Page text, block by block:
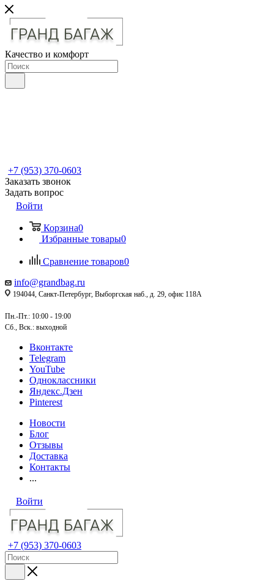
Качество и комфорт
+7 (953) 370-0603
Заказать звонок
Задать вопрос
Войти
Корзина0
Избранные товары0
Сравнение товаров0
info@grandbag.ru
194044, Санкт-Петербург, Выборгская наб., д. 29, офис 118А
Пн.-Пт.: 10:00 - 19:00
Сб., Вск.: выходной
Вконтакте
Telegram
YouTube
Одноклассники
Яндекс.Дзен
Pinterest
Новости
Блог
Отзывы
Доставка
Контакты
...
Войти
+7 (953) 370-0603